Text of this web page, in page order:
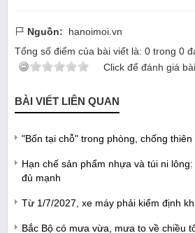
Nguồn: hanoimoi.vn
Tổng số điểm của bài viết là: 0 trong 0
Click để đánh giá
BÀI VIẾT LIÊN QUAN
"Bốn tại chỗ" trong phòng, chống thiên
Hạn chế sản phẩm nhựa và túi ni
đủ mạnh
Từ 1/7/2027, xe máy phải kiểm định
Bắc Bộ có mưa vừa, mưa to về chiều